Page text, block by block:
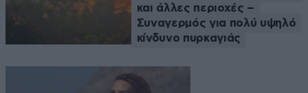
και άλλες περιοχές –
Συναγερμός για πολύ υψηλό
κίνδυνο πυρκαγιάς